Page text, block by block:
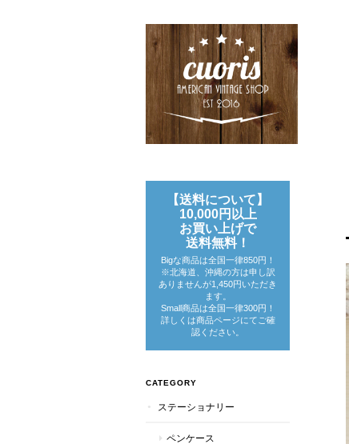
【送料について】
10,000円以上
お買い上げで
送料無料！
Bigな商品は全国一律850円！
※北海道、沖縄の方は申し訳
ありませんが1,450円いただき
ます。
Small商品は全国一律300円！
詳しくは商品ページにてご確
認ください。
CATEGORY
ステーショナリー
ペンケース